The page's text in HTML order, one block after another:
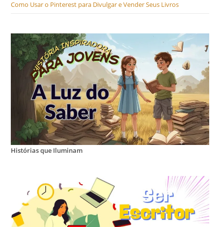
Como Usar o Pinterest para Divulgar e Vender Seus Livros
Histórias que Iluminam